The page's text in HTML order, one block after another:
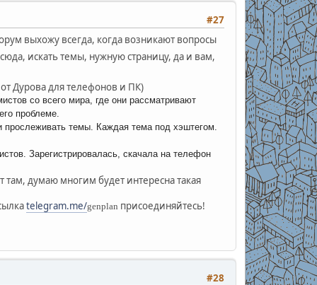
#27
выхожу всегда, когда возникают вопросы
искать темы, нужную страницу, да и вам,
Дурова для телефонов и ПК)
со всего мира, где они рассматривают
проблеме.
прослеживать темы. Каждая тема под хэштегом.
Зарегистрировалась, скачала на телефон
думаю многим будет интересна такая
telegram.me/genplan присоединяйтесь!
#28